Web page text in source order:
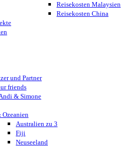
Reisekosten Malaysien
Reisekosten China
und Partner
friends
& Simone
Australien zu 3
Fiji
Neuseeland